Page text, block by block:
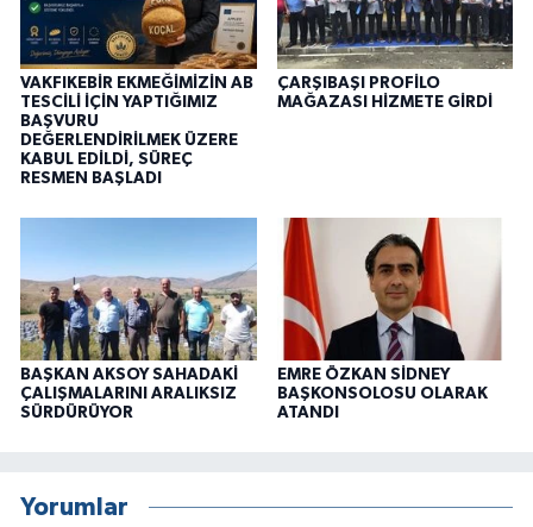
VAKFIKEBİR EKMEĞİMİZİN AB
TESCİLİ İÇİN YAPTIĞIMIZ
BAŞVURU
DEĞERLENDİRİLMEK ÜZERE
KABUL EDİLDİ, SÜREÇ
RESMEN BAŞLADI
ÇARŞIBAŞI PROFİLO
MAĞAZASI HİZMETE GİRDİ
BAŞKAN AKSOY SAHADAKİ
ÇALIŞMALARINI ARALIKSIZ
SÜRDÜRÜYOR
EMRE ÖZKAN SİDNEY
BAŞKONSOLOSU OLARAK
ATANDI
Yorumlar